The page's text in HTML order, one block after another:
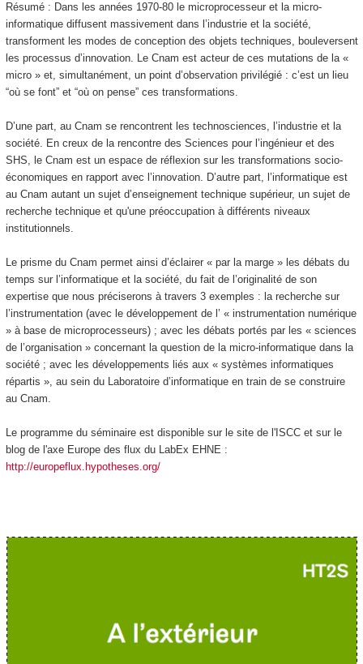
Résumé : Dans les années 1970-80 le microprocesseur et la micro-
informatique diffusent massivement dans l’industrie et la société,
transforment les modes de conception des objets techniques, bouleversent
les processus d’innovation. Le Cnam est acteur de ces mutations de la «
micro » et, simultanément, un point d’observation privilégié : c’est un lieu
“où se font” et “où on pense” ces transformations.
D’une part, au Cnam se rencontrent les technosciences, l’industrie et la
société. En creux de la rencontre des Sciences pour l’ingénieur et des
SHS, le Cnam est un espace de réflexion sur les transformations socio-
économiques en rapport avec l’innovation. D’autre part, l’informatique est
au Cnam autant un sujet d’enseignement technique supérieur, un sujet de
recherche technique et qu'une préoccupation à différents niveaux
institutionnels.
Le prisme du Cnam permet ainsi d’éclairer « par la marge » les débats du
temps sur l’informatique et la société, du fait de l’originalité de son
expertise que nous préciserons à travers 3 exemples : la recherche sur
l’instrumentation (avec le développement de l’ « instrumentation numérique
» à base de microprocesseurs) ; avec les débats portés par les « sciences
de l’organisation » concernant la question de la micro-informatique dans la
société ; avec les développements liés aux « systèmes informatiques
répartis », au sein du Laboratoire d’informatique en train de se construire
au Cnam.
Le programme du séminaire est disponible sur le site de l'ISCC et sur le
blog de l'axe Europe des flux du LabEx EHNE :
http://europeflux.hypotheses.org/